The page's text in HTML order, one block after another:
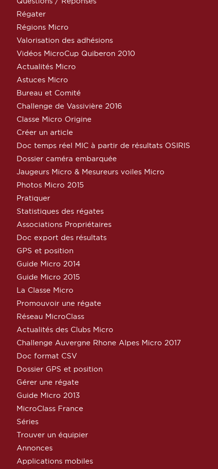
Régater
Régions Micro
Valorisation des adhésions
Vidéos MicroCup Quiberon 2010
Actualités Micro
Astuces Micro
Bureau et Comité
Challenge de Vassivière 2016
Classe Micro Origine
Créer un article
Doc temps réel MIC à partir de résultats OSIRIS
Dossier caméra embarquée
Jaugeurs Micro & Mesureurs voiles Micro
Photos Micro 2015
Pratiquer
Statistiques des régates
Associations Propriétaires
Doc export des résultats
GPS et position
Guide Micro 2014
Guide Micro 2015
La Classe Micro
Promouvoir une régate
Réseau MicroClass
Actualités des Clubs Micro
Challenge Auvergne Rhone Alpes Micro 2017
Doc format CSV
Dossier GPS et position
Gérer une régate
Guide Micro 2013
MicroClass France
Séries
Trouver un équipier
Annonces
Applications mobiles